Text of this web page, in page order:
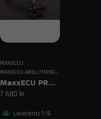
MAXXECU
MAXXECU ANSLUTNINGAR & KABELDRAGNING
MaxxECU PRO Adapterhärva Corvette C6 (E38 ECM)
7 680 kr
Levereras 1-16